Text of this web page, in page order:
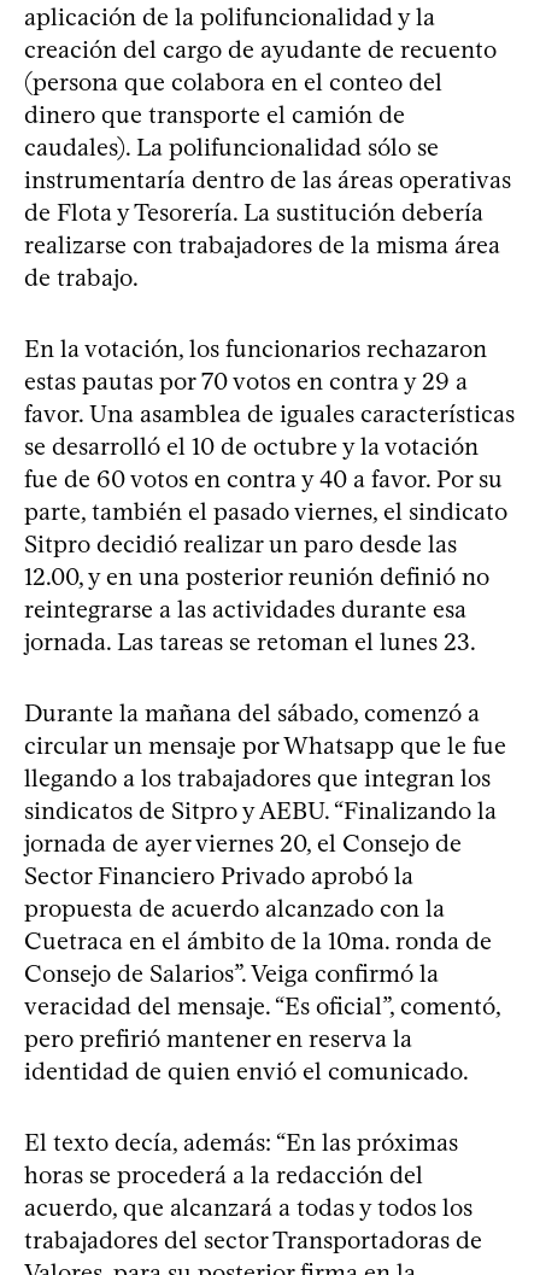
aplicación de la polifuncionalidad y la
creación del cargo de ayudante de recuento
(persona que colabora en el conteo del
dinero que transporte el camión de
caudales). La polifuncionalidad sólo se
instrumentaría dentro de las áreas operativas
de Flota y Tesorería. La sustitución debería
realizarse con trabajadores de la misma área
de trabajo.
En la votación, los funcionarios rechazaron
estas pautas por 70 votos en contra y 29 a
favor. Una asamblea de iguales características
se desarrolló el 10 de octubre y la votación
fue de 60 votos en contra y 40 a favor. Por su
parte, también el pasado viernes, el sindicato
Sitpro decidió realizar un paro desde las
12.00, y en una posterior reunión definió no
reintegrarse a las actividades durante esa
jornada. Las tareas se retoman el lunes 23.
Durante la mañana del sábado, comenzó a
circular un mensaje por Whatsapp que le fue
llegando a los trabajadores que integran los
sindicatos de Sitpro y AEBU. “Finalizando la
jornada de ayer viernes 20, el Consejo de
Sector Financiero Privado aprobó la
propuesta de acuerdo alcanzado con la
Cuetraca en el ámbito de la 10ma. ronda de
Consejo de Salarios”. Veiga confirmó la
veracidad del mensaje. “Es oficial”, comentó,
pero prefirió mantener en reserva la
identidad de quien envió el comunicado.
El texto decía, además: “En las próximas
horas se procederá a la redacción del
acuerdo, que alcanzará a todas y todos los
trabajadores del sector Transportadoras de